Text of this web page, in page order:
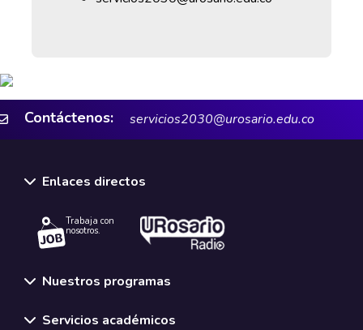
Contáctenos: servicios2030@urosario.edu.co
Enlaces directos
Trabaja con
nosotros.
Nuestros programas
Servicios académicos